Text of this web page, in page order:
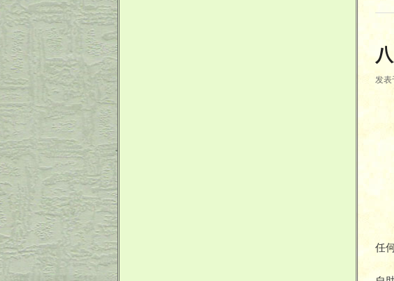
发
任